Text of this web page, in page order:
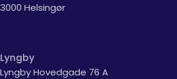
3000 Helsingør
Lyngby
Lyngby Hovedgade 76 A